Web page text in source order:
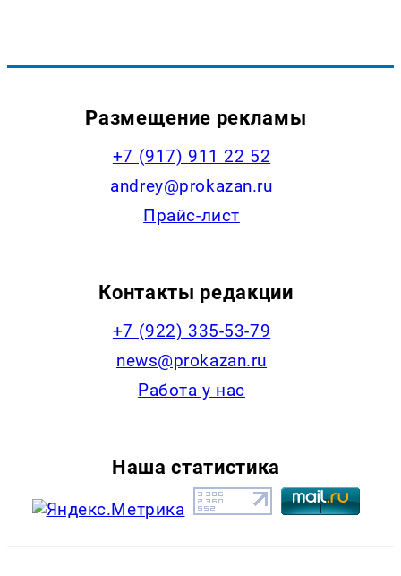
Размещение рекламы
+7 (917) 911 22 52
andrey@prokazan.ru
Прайс-лист
Контакты редакции
+7 (922) 335-53-79
news@prokazan.ru
Работа у нас
Наша статистика